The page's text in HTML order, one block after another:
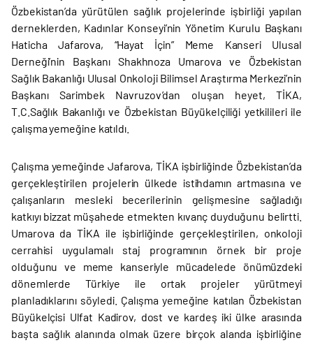
Özbekistan’da yürütülen sağlık projelerinde işbirliği yapılan
derneklerden, Kadınlar Konseyi’nin Yönetim Kurulu Başkanı
Haticha Jafarova, “Hayat İçin” Meme Kanseri Ulusal
Derneği’nin Başkanı Shakhnoza Umarova ve Özbekistan
Sağlık Bakanlığı Ulusal Onkoloji Bilimsel Araştırma Merkezi’nin
Başkanı Sarimbek Navruzov’dan oluşan heyet, TİKA,
T.C.Sağlık Bakanlığı ve Özbekistan Büyükelçiliği yetkilileri ile
çalışma yemeğine katıldı.
Çalışma yemeğinde Jafarova, TİKA işbirliğinde Özbekistan’da
gerçekleştirilen projelerin ülkede istihdamın artmasına ve
çalışanların mesleki becerilerinin gelişmesine sağladığı
katkıyı bizzat müşahede etmekten kıvanç duyduğunu belirtti.
Umarova da TİKA ile işbirliğinde gerçekleştirilen, onkoloji
cerrahisi uygulamalı staj programının örnek bir proje
olduğunu ve meme kanseriyle mücadelede önümüzdeki
dönemlerde Türkiye ile ortak projeler yürütmeyi
planladıklarını söyledi. Çalışma yemeğine katılan Özbekistan
Büyükelçisi Ulfat Kadirov, dost ve kardeş iki ülke arasında
başta sağlık alanında olmak üzere birçok alanda işbirliğine